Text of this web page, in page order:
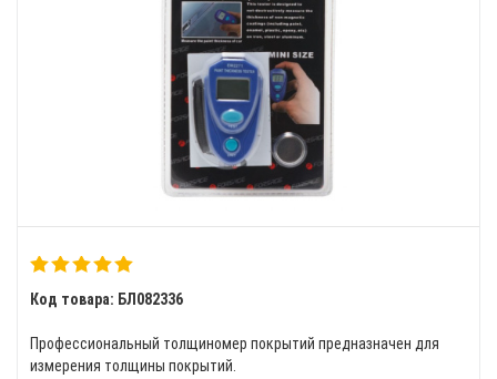
Код товара: БЛ082336
Профессиональный толщиномер покрытий предназначен для
измерения толщины покрытий.